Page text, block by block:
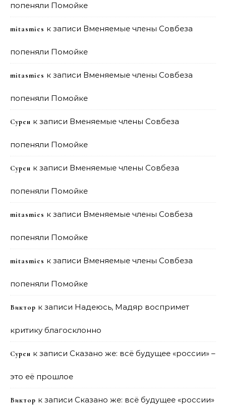
попеняли Помойке
mitasmies к записи Вменяемые члены Совбеза
попеняли Помойке
mitasmies к записи Вменяемые члены Совбеза
попеняли Помойке
Сурен к записи Вменяемые члены Совбеза
попеняли Помойке
Сурен к записи Вменяемые члены Совбеза
попеняли Помойке
mitasmies к записи Вменяемые члены Совбеза
попеняли Помойке
mitasmies к записи Вменяемые члены Совбеза
попеняли Помойке
Виктор к записи Надеюсь, Мадяр воспримет
критику благосклонно
Сурен к записи Сказано же: всё будущее «россии» –
это её прошлое
Виктор к записи Сказано же: всё будущее «россии»